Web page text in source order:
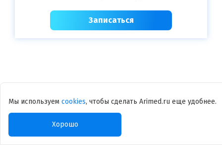
Записаться
Содержание статьи
Как жить после удаления яичников
Какие последствия операции
Мы используем cookies, чтобы сделать Arimed.ru еще удобнее.
Хорошо